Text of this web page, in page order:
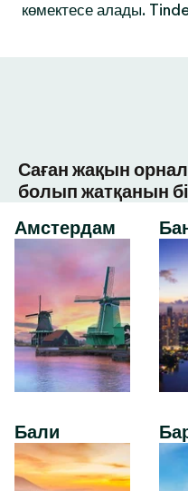
көмектесе алады.
Саған жақын
болып жатқанын
Амстердам
Бали